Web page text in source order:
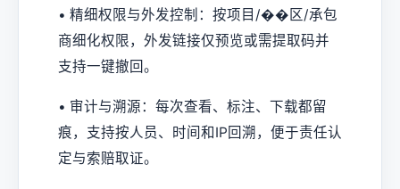
• 精细权限与外发控制：按项目/��区/承包
商细化权限，外发链接仅预览或需提取码并
支持一键撤回。
• 审计与溯源：每次查看、标注、下载都留
痕，支持按人员、时间和IP回溯，便于责任认
定与索赔取证。